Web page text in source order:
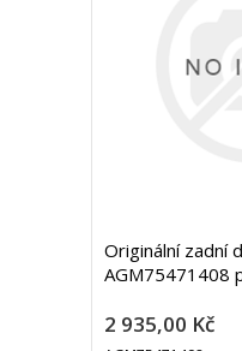
Originální zadní
AGM75471408
2 935,00 Kč